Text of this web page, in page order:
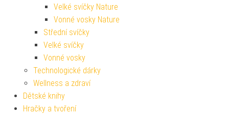
Velké svíčky Nature
Vonné vosky Nature
Střední svíčky
Velké svíčky
Vonné vosky
Technologické dárky
Wellness a zdraví
Dětské knihy
Hračky a tvoření